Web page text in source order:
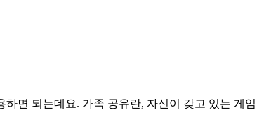
면 되는데요. 가족 공유란, 자신이 갖고 있는 게임